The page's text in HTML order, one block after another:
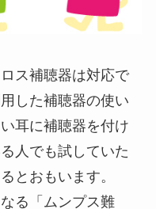
ス補聴器は対応で
した補聴器の使い
耳に補聴器を付け
人でも試していた
とおもいます。
る「ムンプス難